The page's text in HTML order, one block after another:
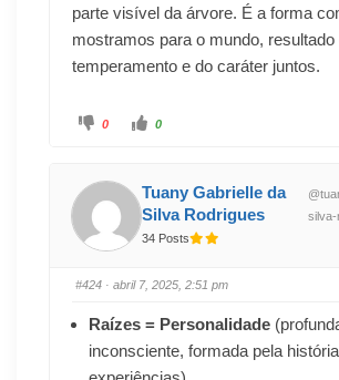
parte visível da árvore. É a forma
mostramos para o mundo, resultado
temperamento e do caráter juntos.
0 0
Tuany Gabrielle da
Silva Rodrigues
silva-
34 Posts
#424 · abril 7, 2025, 2:51 pm
Raízes = Personalidade
inconsciente, formada pela